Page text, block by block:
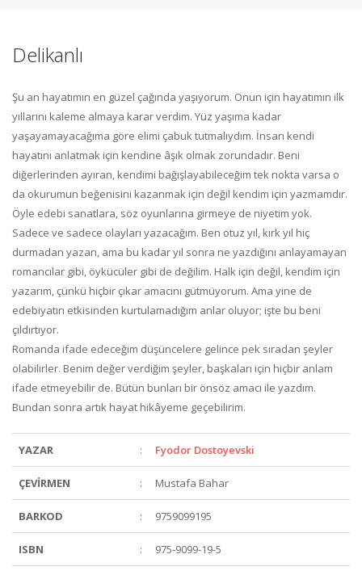
Delikanlı
Şu an hayatımın en güzel çağında yaşıyorum. Onun için hayatımın ilk
yıllarını kaleme almaya karar verdim. Yüz yaşıma kadar
yaşayamayacağıma göre elimi çabuk tutmalıydım. İnsan kendi
hayatını anlatmak için kendine âşık olmak zorundadır. Beni
diğerlerinden ayıran, kendimi bağışlayabileceğim tek nokta varsa o
da okurumun beğenisini kazanmak için değil kendim için yazmamdır.
Öyle edebi sanatlara, söz oyunlarına girmeye de niyetim yok.
Sadece ve sadece olayları yazacağım. Ben otuz yıl, kırk yıl hiç
durmadan yazan, ama bu kadar yıl sonra ne yazdığını anlayamayan
romancılar gibi, öykücüler gibi de değilim. Halk için değil, kendim için
yazarım, çünkü hiçbir çıkar amacını gütmüyorum. Ama yine de
edebiyatın etkisinden kurtulamadığım anlar oluyor; işte bu beni
çıldırtıyor.
Romanda ifade edeceğim düşüncelere gelince pek sıradan şeyler
olabilirler. Benim değer verdiğim şeyler, başkaları için hiçbir anlam
ifade etmeyebilir de. Bütün bunları bir önsöz amacı ile yazdım.
Bundan sonra artık hayat hikâyeme geçebilirim.
YAZAR : Fyodor Dostoyevski
ÇEVİRMEN : Mustafa Bahar
BARKOD : 9759099195
ISBN : 975-9099-19-5